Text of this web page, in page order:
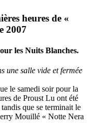
heures de «
2007
les Nuits Blanches.
une salle vide et fermée
le samedi soir pour la
de Proust Lu ont été
que se terminait le
Mouillé « Notte Nera